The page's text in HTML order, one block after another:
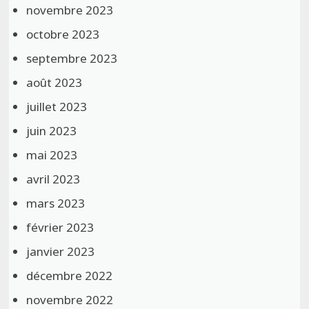
novembre 2023
octobre 2023
septembre 2023
août 2023
juillet 2023
juin 2023
mai 2023
avril 2023
mars 2023
février 2023
janvier 2023
décembre 2022
novembre 2022